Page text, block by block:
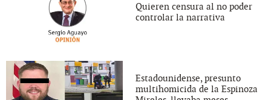
Quieren censura al no poder
controlar la narrativa
Estadounidense, presunto
multihomicida de la Espinoza